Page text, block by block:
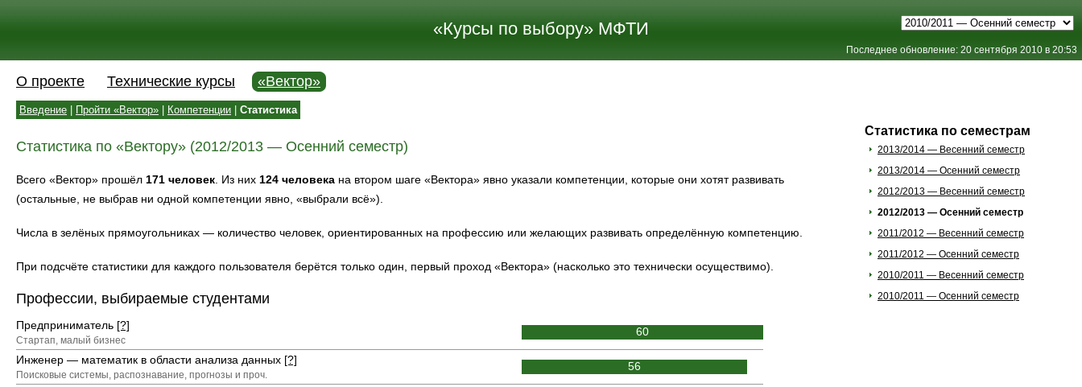
«Курсы по выбору» МФТИ
Последнее обновление: 20 сентября 2010 в 20:53
О проекте Технические курсы «Вектор»
Введение Пройти «Вектор» Компетенции Статистика
Статистика по семестрам
2013/2014 — Весенний семестр
2013/2014 — Осенний семестр
2012/2013 — Весенний семестр
2012/2013 — Осенний семестр
2011/2012 — Весенний семестр
2011/2012 — Осенний семестр
2010/2011 — Весенний семестр
2010/2011 — Осенний семестр
Статистика по «Вектору» (2012/2013 — Осенний семестр)
Всего «Вектор» прошёл 171 человек . Из них 124 человека на втором шаге «Вектора» явно указали компетенции, которые они хотят развивать
(остальные, не выбрав ни одной компетенции явно, «выбрали всё»).
Числа в зелёных прямоугольниках — количество человек, ориентированных на профессию или желающих развивать определённую компетенцию.
При подсчёте статистики для каждого пользователя берётся только один, первый проход «Вектора» (насколько это технически осуществимо).
Профессии, выбираемые студентами
Предприниматель [?]
Стартап, малый бизнес
60
Инженер — математик в области анализа данных [?]
Поисковые системы, распознавание, прогнозы и проч.
56